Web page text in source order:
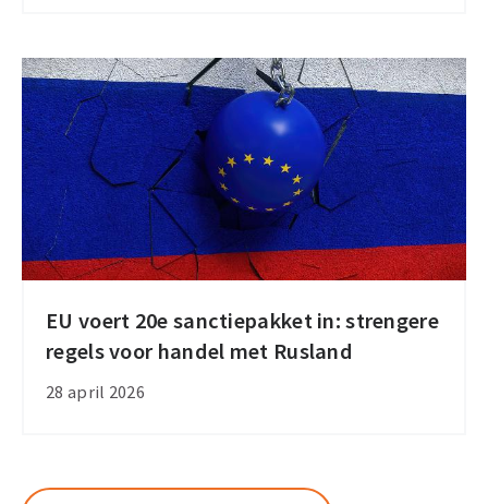
en
Noorwegen
nu
digitaal
beschikbaar
EU voert 20e sanctiepakket in: strengere
regels voor handel met Rusland
28 april 2026
EU
voert
20e